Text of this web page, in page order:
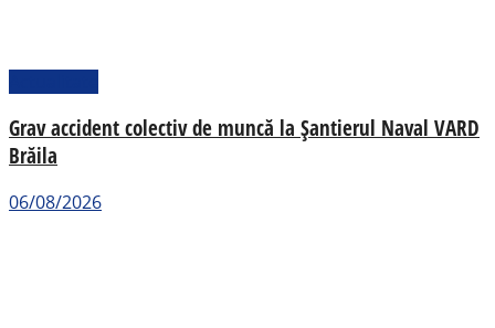
Grav accident colectiv de muncă la Șantierul Naval VARD
Brăila
06/08/2026